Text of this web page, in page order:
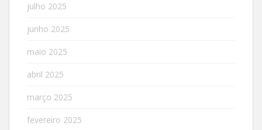
julho 2025
junho 2025
maio 2025
abril 2025
março 2025
fevereiro 2025